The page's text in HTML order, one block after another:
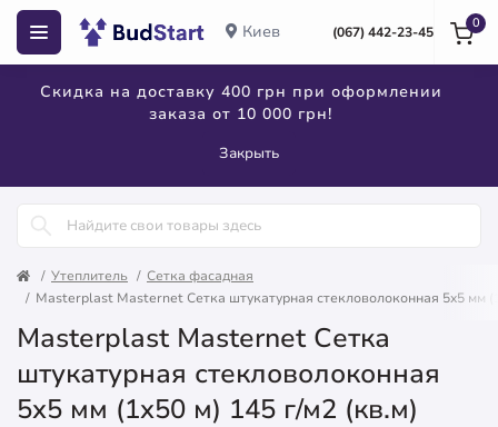
Киев (067) 442-23-45
Скидка на доставку 400 грн при оформлении
заказа от 10 000 грн!
Закрыть
0
Утеплитель
Сетка фасадная
Masterplast Masternet Сетка штукатурная стекловолоконная 5x5 мм
Masterplast Masternet Сетка
штукатурная стекловолоконная
5x5 мм (1x50 м) 145 г/м2 (кв.м)